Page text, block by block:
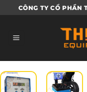
qua
dung
CÔNG TY CỔ PHẦN